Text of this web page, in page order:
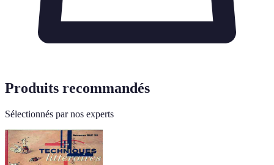
Produits recommandés
Sélectionnés par nos experts